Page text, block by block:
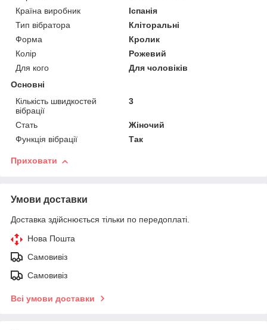
Країна виробник
Іспанія
Тип вібратора
Кліторальні
Форма
Кролик
Колір
Рожевий
Для кого
Для чоловіків
Основні
Кількість швидкостей
вібрації
3
Стать
Жіночий
Функція вібрації
Так
Приховати
Умови доставки
Доставка здійснюється тільки по передоплаті.
Нова Пошта
Самовивіз
Самовивіз
Всі умови доставки